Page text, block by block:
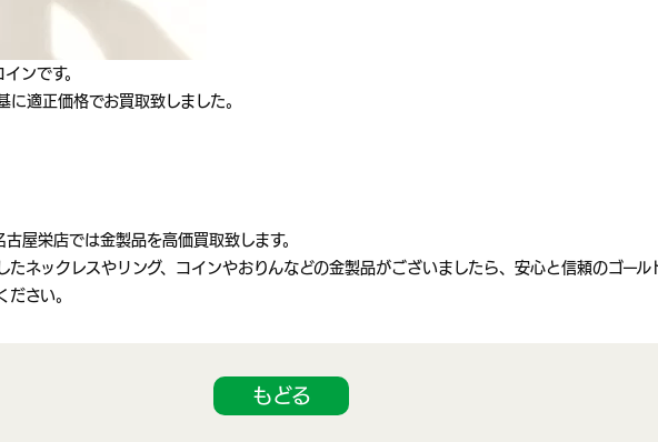
ンです。
に適正価格でお買取致しました。
古屋栄店では金製品を高価買取致します。
たネックレスやリング、コインやおりんなどの金製品がございましたら、安心と信頼のゴール
ださい。
もどる